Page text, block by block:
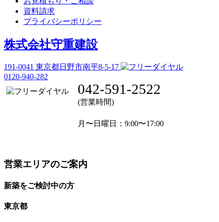
資料請求
プライバシーポリシー
株式会社守重建設
191-0041 東京都日野市南平8-5-17
0120-940-282
042-591-2522
(営業時間)
月〜日曜日 ：9:00〜17:00
営業エリアのご案内
新築をご検討中の方
東京都